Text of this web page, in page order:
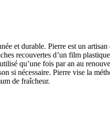
et durable. Pierre est un
recouvertes d’un film
qu’une fois par an au
si nécessaire. Pierre vise la
de fraîcheur.